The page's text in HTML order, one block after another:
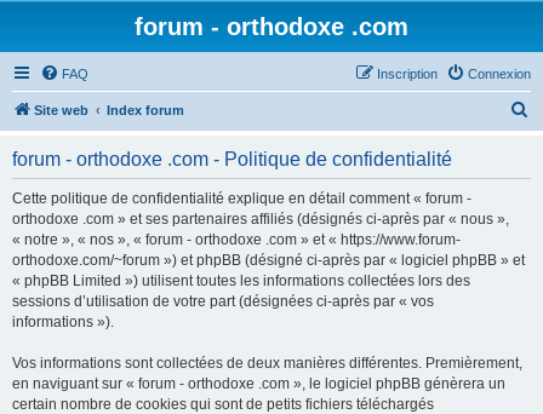
forum - orthodoxe .com
FAQ Connexion
Inscription
Site web Index forum
forum - orthodoxe .com - Politique de confidentialité
Cette politique de confidentialité explique en détail comment « forum -
orthodoxe .com » et ses partenaires affiliés (désignés ci-après par « nous »,
« notre », « nos », « forum - orthodoxe .com » et « https://www.forum-
orthodoxe.com/~forum ») et phpBB (désigné ci-après par « logiciel phpBB » et
« phpBB Limited ») utilisent toutes les informations collectées lors des
sessions d’utilisation de votre part (désignées ci-après par « vos
informations »).
Vos informations sont collectées de deux manières différentes. Premièrement,
en naviguant sur « forum - orthodoxe .com », le logiciel phpBB génèrera un
certain nombre de cookies qui sont de petits fichiers téléchargés